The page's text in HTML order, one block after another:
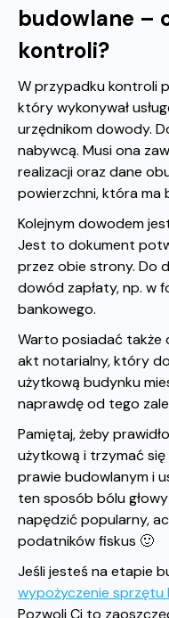
budowlane –
kontroli?
W przypadku kontroli
który wykonywał
urzędnikom dowody.
nabywcą. Musi ona
realizacji oraz dane
powierzchni, która ma
Kolejnym dowodem
Jest to dokument
przez obie strony. Do
dowód zapłaty, np. w
bankowego.
Warto posiadać także
akt notarialny, który
użytkową budynku
naprawdę od tego
Pamiętaj, żeby
użytkową i trzymać
prawie budowlanym i
ten sposób bólu
napędzić popularny,
podatników fiskus 🙂
Jeśli jesteś na etapie
wypożyczenie sprzętu
Pozwoli Ci to